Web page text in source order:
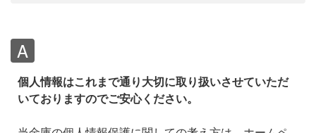
個人情報はこれまで通り大切に取り扱いさせていただ
いておりますのでご安心ください。